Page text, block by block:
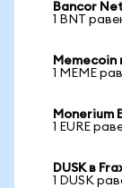
Bancor
1 BNT
Memecoin
1 MEME
Monerium
1 EURE
DUSK в
1 DUSK